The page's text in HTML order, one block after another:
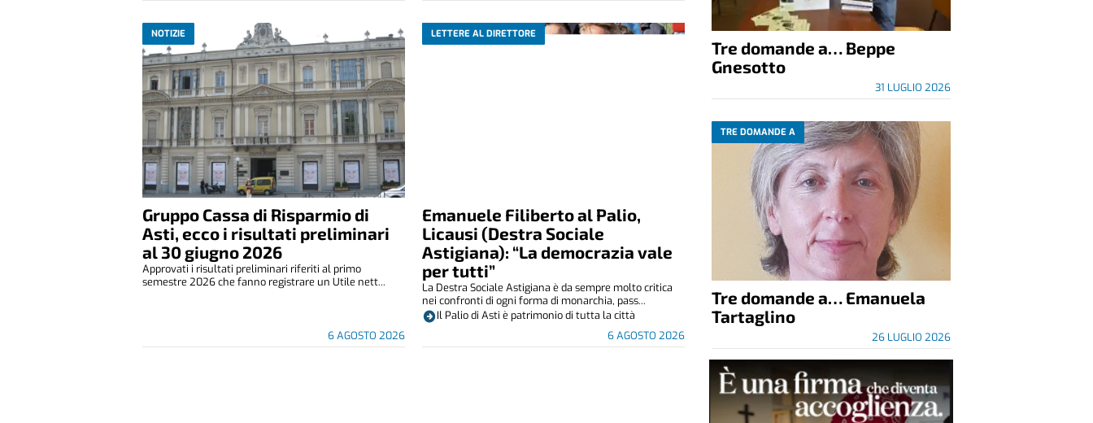
NOTIZIE
Gruppo Cassa di Risparmio di
Asti, ecco i risultati preliminari
al 30 giugno 2026
6 AGOSTO 2026
Approvati i risultati preliminari riferiti al primo
semestre 2026 che fanno registrare un Utile nett...
LETTERE AL DIRETTORE
Emanuele Filiberto al Palio,
Licausi (Destra Sociale
Astigiana): “La democrazia vale
per tutti”
6 AGOSTO 2026
La Destra Sociale Astigiana è da sempre molto critica
nei confronti di ogni forma di monarchia, pass...
Il Palio di Asti è patrimonio di tutta la città
Tre domande a… Beppe
Gnesotto
31 LUGLIO 2026
TRE DOMANDE A
Tre domande a… Emanuela
Tartaglino
26 LUGLIO 2026